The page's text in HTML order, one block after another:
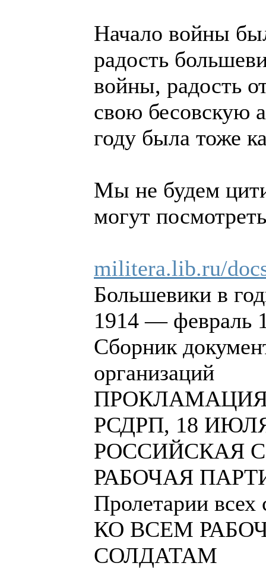
Начало войны
радость
войны, радость
свою бесовскую
году была тоже
Мы не будем
могут
militera.lib.ru/
Большевики в
1914 — февраль
Сборник
организаций
ПРОКЛАМАЦИЯ
РСДРП, 18
РОССИЙСКАЯ
РАБОЧАЯ
Пролетарии всех
КО ВСЕМ
СОЛДАТАМ